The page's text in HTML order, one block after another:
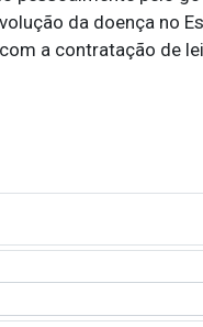
da doença no
a contratação de